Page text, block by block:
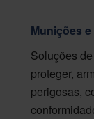
Munições
Soluções
proteger,
perigosas,